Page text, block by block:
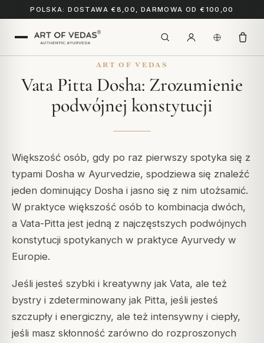
POLSKA: DOSTAWA €8,00, DARMOWA OD €100,00
ART OF VEDAS
Vata Pitta Dosha: Zrozumienie
podwójnej konstytucji
Większość osób, gdy po raz pierwszy spotyka się z
typami Dosha w Ayurvedzie, spodziewa się znaleźć
jeden dominujący Dosha i jasno się z nim utożsamić.
W praktyce większość osób to kombinacja dwóch,
a Vata-Pitta jest jedną z najczęstszych podwójnych
konstytucji spotykanych w praktyce Ayurvedy w
Europie.
Jeśli jesteś szybki i kreatywny jak Vata, ale też
bystry i zdeterminowany jak Pitta, jeśli jesteś
szczupły i energiczny, ale też intensywny i ciepły,
jeśli masz skłonność zarówno do rozproszonych